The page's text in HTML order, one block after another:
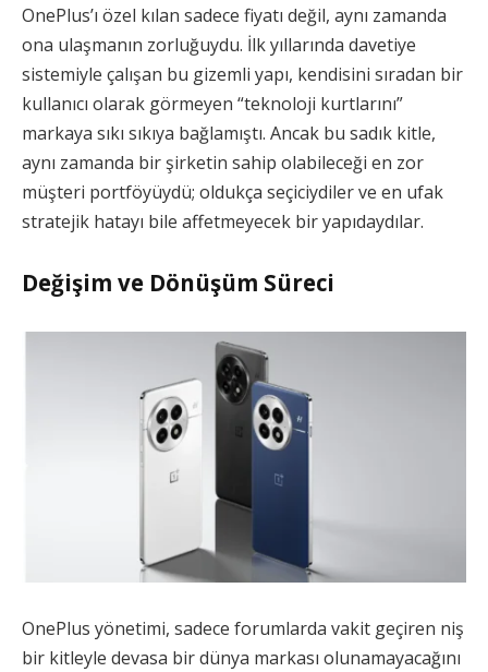
OnePlus’ı özel kılan sadece fiyatı değil, aynı zamanda
ona ulaşmanın zorluğuydu. İlk yıllarında davetiye
sistemiyle çalışan bu gizemli yapı, kendisini sıradan bir
kullanıcı olarak görmeyen “teknoloji kurtlarını”
markaya sıkı sıkıya bağlamıştı. Ancak bu sadık kitle,
aynı zamanda bir şirketin sahip olabileceği en zor
müşteri portföyüydü; oldukça seçiciydiler ve en ufak
stratejik hatayı bile affetmeyecek bir yapıdaydılar.
Değişim ve Dönüşüm Süreci
OnePlus yönetimi, sadece forumlarda vakit geçiren niş
bir kitleyle devasa bir dünya markası olunamayacağını